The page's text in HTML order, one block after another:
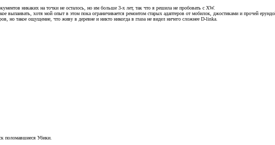
никаких на точки не осталось, но им больше 3-х лет, так что я решила не пробовать с XW.
выпаивать, хотя мой опыт в этом пока ограничивается ремонтом старых адаптеров от мобилок, джостиками и прочей
но такое ощущение, что живу в деревне и никто никогда в глаза не видел ничего сложнее D-linkа.
поломавшиеся Убики.